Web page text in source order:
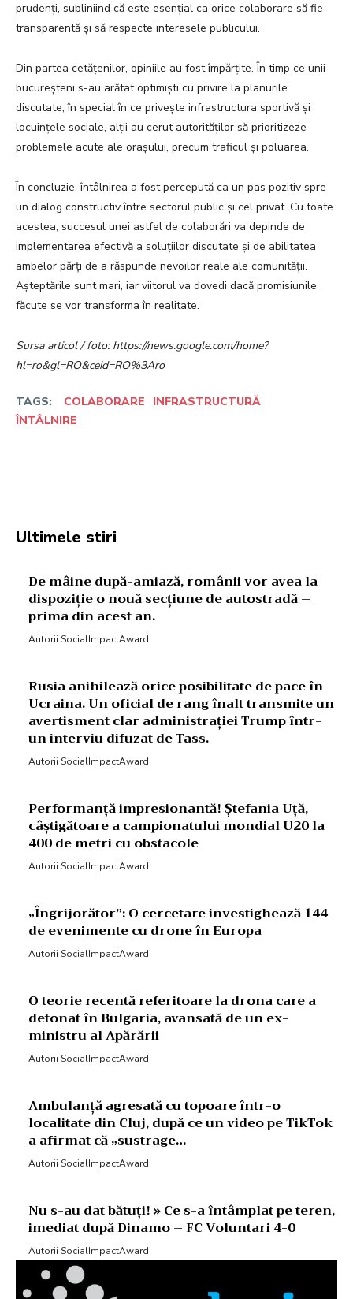
prudenți, subliniind că este esențial ca orice colaborare să fie
transparentă și să respecte interesele publicului.
Din partea cetățenilor, opiniile au fost împărțite. În timp ce unii
bucureșteni s-au arătat optimiști cu privire la planurile
discutate, în special în ce privește infrastructura sportivă și
locuințele sociale, alții au cerut autorităților să prioritizeze
problemele acute ale orașului, precum traficul și poluarea.
În concluzie, întâlnirea a fost percepută ca un pas pozitiv spre
un dialog constructiv între sectorul public și cel privat. Cu toate
acestea, succesul unei astfel de colaborări va depinde de
implementarea efectivă a soluțiilor discutate și de abilitatea
ambelor părți de a răspunde nevoilor reale ale comunității.
Așteptările sunt mari, iar viitorul va dovedi dacă promisiunile
făcute se vor transforma în realitate.
Sursa articol / foto: https://news.google.com/home?
hl=ro&gl=RO&ceid=RO%3Aro
TAGS: COLABORARE
INFRASTRUCTURĂ
ÎNTÂLNIRE
Ultimele stiri
De mâine după-amiază, românii vor avea la
dispoziție o nouă secțiune de autostradă –
prima din acest an.
Autorii SocialImpactAward
Rusia anihilează orice posibilitate de pace în
Ucraina. Un oficial de rang înalt transmite un
avertisment clar administrației Trump într-
un interviu difuzat de Tass.
Autorii SocialImpactAward
Performanță impresionantă! Ștefania Uță,
câștigătoare a campionatului mondial U20 la
400 de metri cu obstacole
Autorii SocialImpactAward
„Îngrijorător”: O cercetare investighează 144
de evenimente cu drone în Europa
Autorii SocialImpactAward
O teorie recentă referitoare la drona care a
detonat în Bulgaria, avansată de un ex-
ministru al Apărării
Autorii SocialImpactAward
Ambulanță agresată cu topoare într-o
localitate din Cluj, după ce un video pe TikTok
a afirmat că „sustrage…
Autorii SocialImpactAward
Nu s-au dat bătuți! » Ce s-a întâmplat pe teren,
imediat după Dinamo – FC Voluntari 4-0
Autorii SocialImpactAward